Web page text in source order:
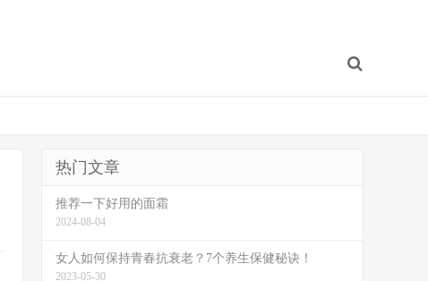
热门文章
推荐一下好用的面霜
2024-08-04
女人如何保持青春抗衰老？7个养生保健秘诀！
2023-05-30